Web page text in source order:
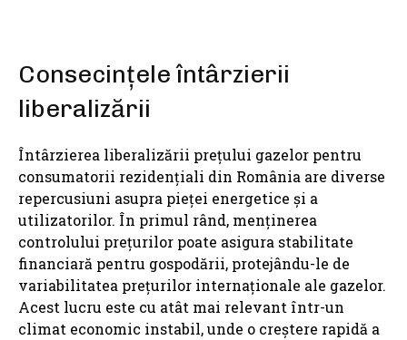
Consecințele întârzierii
liberalizării
Întârzierea liberalizării prețului gazelor pentru
consumatorii rezidențiali din România are diverse
repercusiuni asupra pieței energetice și a
utilizatorilor. În primul rând, menținerea
controlului prețurilor poate asigura stabilitate
financiară pentru gospodării, protejându-le de
variabilitatea prețurilor internaționale ale gazelor.
Acest lucru este cu atât mai relevant într-un
climat economic instabil, unde o creștere rapidă a